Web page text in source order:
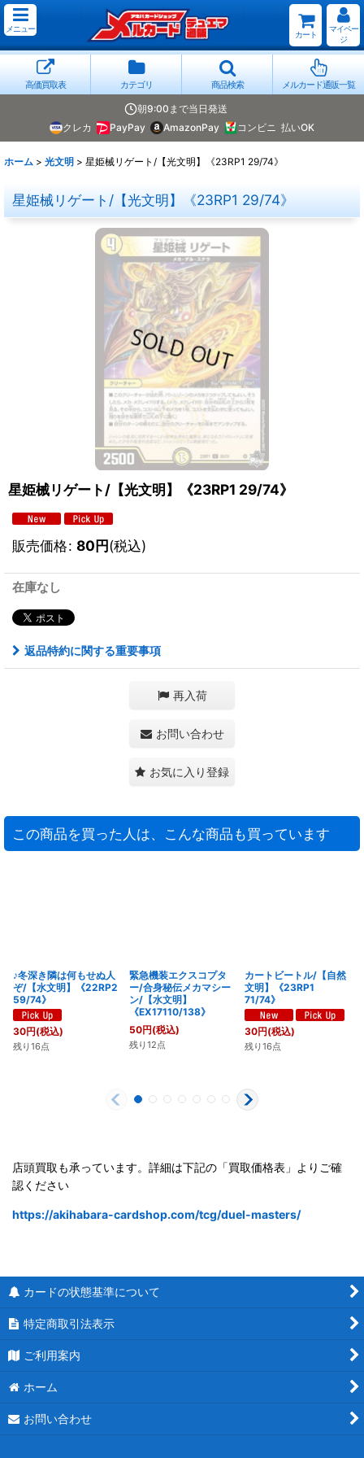
メニュー
カート
マイペー
ジ
高価買取表 カテゴリ 商品検索 メルカード通販一覧
朝9:00まで当日発送
クレカ
PayPay AmazonPay コンビニ 払いOK
ホーム > 光文明 > 星姫械リゲート/【光文明】《23RP1 29/74》
星姫械リゲート/【光文明】《23RP1 29/74》
星姫械リゲート/【光文明】《23RP1 29/74》
販売価格: 80円(税込)
在庫なし
返品特約に関する重要事項
再入荷
お問い合わせ
お気に入り登録
この商品を買った人は、こんな商品も買っています
♪冬深き隣は何もせぬ人
ぞ/【水文明】《22RP2
59/74》
30円(税込)
残り16点
緊急機装エクスコプタ
ー/合身秘伝メカマシー
ン/【水文明】
《EX17110/138》
50円(税込)
残り12点
カートビートル/【自然
文明】《23RP1
71/74》
30円(税込)
残り16点
店頭買取も承っています。詳細は下記の「買取価格表」よりご確
認ください
https://akihabara-cardshop.com/tcg/duel-masters/
カードの状態基準について
特定商取引法表示
ご利用案内
ホーム
お問い合わせ